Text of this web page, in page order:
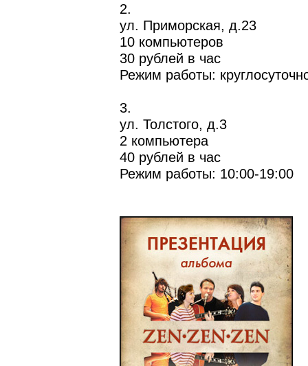
2.
ул. Приморская, д.23
10 компьютеров
30 рублей в час
Режим работы:
3.
ул. Толстого, д.3
2 компьютера
40 рублей в час
Режим работы: 10:00-19:00